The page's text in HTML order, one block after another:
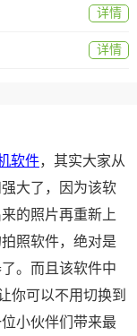
详情
详情
软件，其实大家从
大了，因为该软
的照片再重新上
照软件，绝对是
。而且该软件中
你可以不用切换到
小伙伴们带来最